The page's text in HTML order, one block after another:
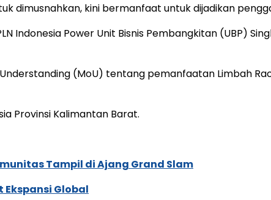
dimusnahkan, kini bermanfaat untuk dijadikan
Indonesia Power Unit Bisnis Pembangkitan (UBP)
(MoU) tentang pemanfaatan Limbah
Provinsi Kalimantan Barat.
Tampil di Ajang Grand Slam
Ekspansi Global